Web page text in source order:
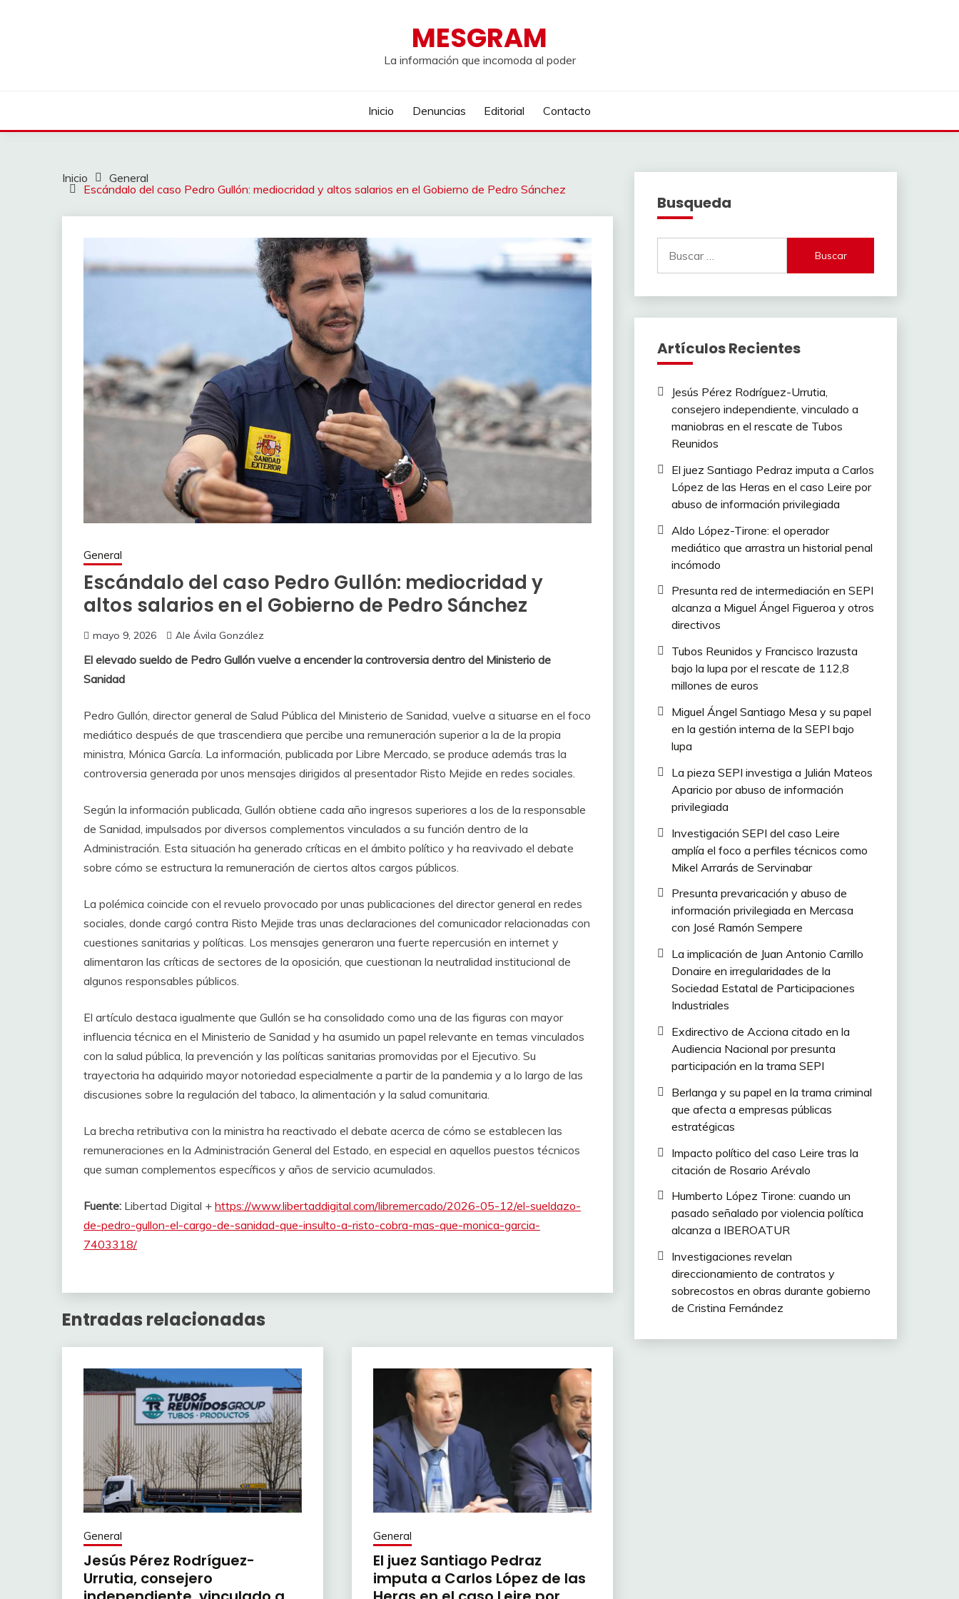
MESGRAM
La información que incomoda al poder
Inicio Denuncias Editorial Contacto
Inicio
General
Escándalo del caso Pedro Gullón: mediocridad y altos salarios en el Gobierno de Pedro Sánchez
General
Escándalo del caso Pedro Gullón: mediocridad y
altos salarios en el Gobierno de Pedro Sánchez
mayo 9, 2026 Ale Ávila González
El elevado sueldo de Pedro Gullón vuelve a encender la controversia dentro del Ministerio de
Sanidad
Pedro Gullón, director general de Salud Pública del Ministerio de Sanidad, vuelve a situarse en el foco
mediático después de que trascendiera que percibe una remuneración superior a la de la propia
ministra, Mónica García. La información, publicada por Libre Mercado, se produce además tras la
controversia generada por unos mensajes dirigidos al presentador Risto Mejide en redes sociales.
Según la información publicada, Gullón obtiene cada año ingresos superiores a los de la responsable
de Sanidad, impulsados por diversos complementos vinculados a su función dentro de la
Administración. Esta situación ha generado críticas en el ámbito político y ha reavivado el debate
sobre cómo se estructura la remuneración de ciertos altos cargos públicos.
La polémica coincide con el revuelo provocado por unas publicaciones del director general en redes
sociales, donde cargó contra Risto Mejide tras unas declaraciones del comunicador relacionadas con
cuestiones sanitarias y políticas. Los mensajes generaron una fuerte repercusión en internet y
alimentaron las críticas de sectores de la oposición, que cuestionan la neutralidad institucional de
algunos responsables públicos.
El artículo destaca igualmente que Gullón se ha consolidado como una de las figuras con mayor
influencia técnica en el Ministerio de Sanidad y ha asumido un papel relevante en temas vinculados
con la salud pública, la prevención y las políticas sanitarias promovidas por el Ejecutivo. Su
trayectoria ha adquirido mayor notoriedad especialmente a partir de la pandemia y a lo largo de las
discusiones sobre la regulación del tabaco, la alimentación y la salud comunitaria.
La brecha retributiva con la ministra ha reactivado el debate acerca de cómo se establecen las
remuneraciones en la Administración General del Estado, en especial en aquellos puestos técnicos
que suman complementos específicos y años de servicio acumulados.
Fuente: Libertad Digital + https://www.libertaddigital.com/libremercado/2026-05-12/el-sueldazo-
de-pedro-gullon-el-cargo-de-sanidad-que-insulto-a-risto-cobra-mas-que-monica-garcia-
7403318/
Entradas relacionadas
General
Jesús Pérez Rodríguez-
Urrutia, consejero
General
El juez Santiago Pedraz
imputa a Carlos López de las
Busqueda
Artículos Recientes
Jesús Pérez Rodríguez-Urrutia,
consejero independiente, vinculado a
maniobras en el rescate de Tubos
Reunidos
El juez Santiago Pedraz imputa a Carlos
López de las Heras en el caso Leire por
abuso de información privilegiada
Aldo López-Tirone: el operador
mediático que arrastra un historial penal
incómodo
Presunta red de intermediación en SEPI
alcanza a Miguel Ángel Figueroa y otros
directivos
Tubos Reunidos y Francisco Irazusta
bajo la lupa por el rescate de 112,8
millones de euros
Miguel Ángel Santiago Mesa y su papel
en la gestión interna de la SEPI bajo
lupa
La pieza SEPI investiga a Julián Mateos
Aparicio por abuso de información
privilegiada
Investigación SEPI del caso Leire
amplía el foco a perfiles técnicos como
Mikel Arrarás de Servinabar
Presunta prevaricación y abuso de
información privilegiada en Mercasa
con José Ramón Sempere
La implicación de Juan Antonio Carrillo
Donaire en irregularidades de la
Sociedad Estatal de Participaciones
Industriales
Exdirectivo de Acciona citado en la
Audiencia Nacional por presunta
participación en la trama SEPI
Berlanga y su papel en la trama criminal
que afecta a empresas públicas
estratégicas
Impacto político del caso Leire tras la
citación de Rosario Arévalo
Humberto López Tirone: cuando un
pasado señalado por violencia política
alcanza a IBEROATUR
Investigaciones revelan
direccionamiento de contratos y
sobrecostos en obras durante gobierno
de Cristina Fernández